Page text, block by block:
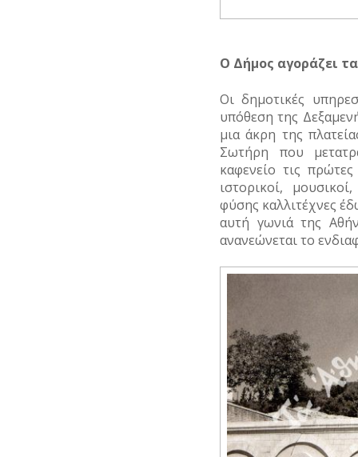
Ο Δήμος αγοράζει τα
Οι δημοτικές
υπόθεση της
μια άκρη της
Σωτήρη που
καφενείο τις
ιστορικοί,
φύσης καλλιτέχνες
αυτή γωνιά της
ανανεώνεται το